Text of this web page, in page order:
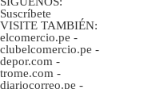
Suscríbete
VISITE TAMBIÉN:
elcomercio.pe -
clubelcomercio.pe -
depor.com -
trome.com -
diariocorreo.pe -